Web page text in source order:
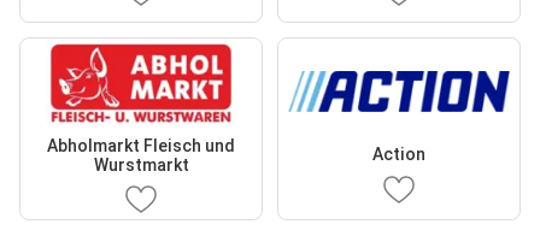
Abholmarkt Fleisch und
Wurstmarkt
Action